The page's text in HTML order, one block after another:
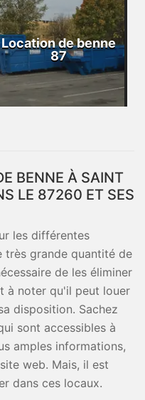
Location de benne
87
BENNE À SAINT
LE 87260 ET SES
les différentes
très grande quantité de
de les éliminer
à noter qu'il peut louer
disposition. Sachez
sont accessibles à
amples informations,
web. Mais, il est
dans ces locaux.